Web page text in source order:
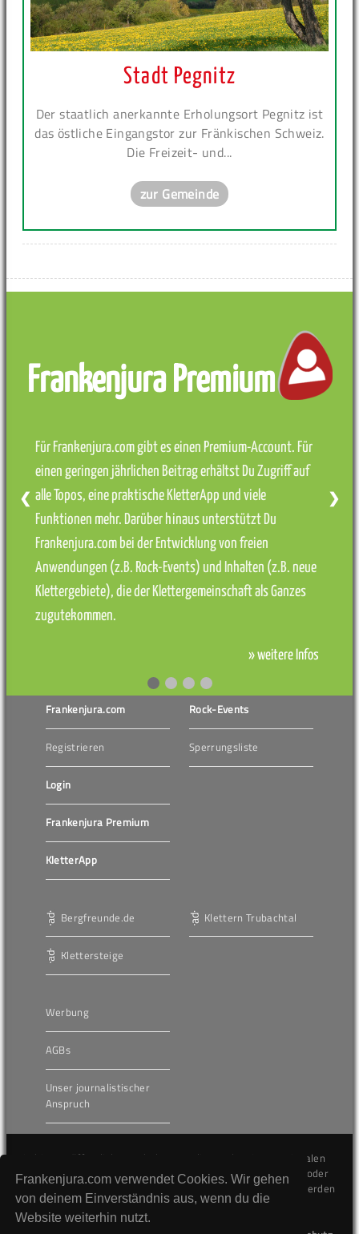
Frankenjura.com verwendet Cookies. Wir gehen
von deinem Einverständnis aus, wenn du die
Website weiterhin nutzt.
Stadt Pegnitz
Der staatlich anerkannte Erholungsort Pegnitz ist
das östliche Eingangstor zur Fränkischen Schweiz.
Die Freizeit- und...
zur Gemeinde
Frankenjura Premium
Für Frankenjura.com gibt es einen Premium-Account. Für
einen geringen jährlichen Beitrag erhältst Du Zugriff auf
alle Topos, eine praktische KletterApp und viele
Funktionen mehr. Darüber hinaus unterstützt Du
Frankenjura.com bei der Entwicklung von freien
Anwendungen (z.B. Rock-Events) und Inhalten (z.B. neue
Klettergebiete), die der Klettergemeinschaft als Ganzes
zugutekommen.
» weitere Infos
❮ ❯
Frankenjura.com
Registrieren
Login
Frankenjura Premium
KletterApp
Rock-Events
Sperrungsliste
Bergfreunde.de
Klettersteige
Klettern Trubachtal
Werbung
AGBs
Unser journalistischer
Anspruch
Die hier veröffentlichten Inhalte unterliegen dem internationalen
Urheberrecht (Copyright) und dürfen nicht kopiert, verändert oder
unverändert wiederveröffentlicht werden. Gegen Verstöße werden
wir auf juristischem Wege vorgehen.